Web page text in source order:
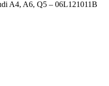
A4, A6, Q5 – 06L121011B